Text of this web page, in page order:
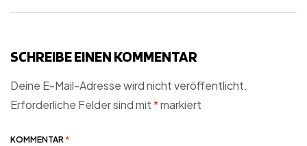
SCHREIBE EINEN KOMMENTAR
Deine E-Mail-Adresse wird nicht veröffentlicht.
Erforderliche Felder sind mit*markiert
KOMMENTAR *